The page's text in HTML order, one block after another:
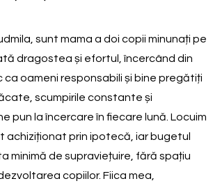
sunt mama a doi copii minunați pe
dragostea și efortul, încercând din
ca oameni responsabili și bine pregătiți
scumpirile constante și
pun la încercare în fiecare lună. Locuim
achiziționat prin ipotecă, iar bugetul
minimă de supraviețuire, fără spațiu
copiilor. Fiica mea,